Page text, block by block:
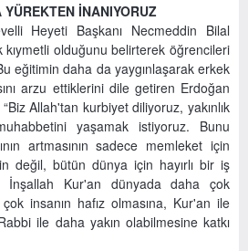
İNANIYORUZ
Heyeti Başkanı Necmeddin Bilal
olduğunu belirterek öğrencileri
eğitimin daha da yaygınlaşarak erkek
arzu ettiklerini dile getiren Erdoğan
Allah'tan kurbiyet diliyoruz, yakınlık
yaşamak istiyoruz. Bunu
artmasının sadece memleket için
değil, bütün dünya için hayırlı bir iş
İnşallah Kur'an dünyada daha çok
insanın hafız olmasına, Kur'an ile
ile daha yakın olabilmesine katkı